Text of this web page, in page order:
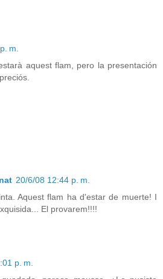
m.
aquest flam, pero la presentación
20/6/08 12:44 p. m.
Aquest flam ha d'estar de muerte! I
El provarem!!!!
p. m.